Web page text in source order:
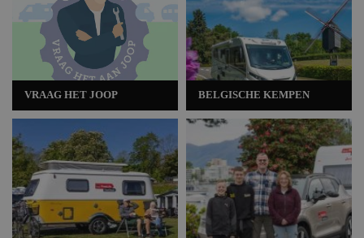
VRAAG HET JOOP BELGISCHE KEMPEN